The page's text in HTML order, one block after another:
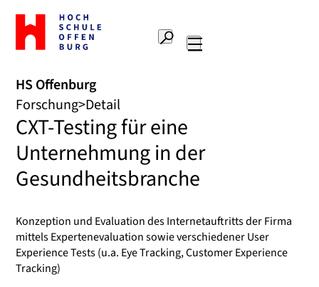
Zur
Startseite
Hochschule
Suche
HS Offenburg
Forschung Detail
CXT-Testing für eine
Unternehmung in der
Gesundheitsbranche
Konzeption und Evaluation des Internetauftritts der Firma
mittels Expertenevaluation sowie verschiedener User
Experience Tests (u.a. Eye Tracking, Customer Experience
Tracking)